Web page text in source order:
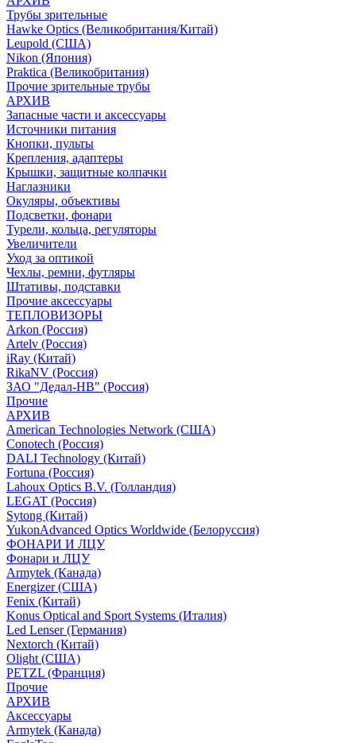
Трубы зрительные
Hawke Optics (Великобритания/Китай)
Leupold (США)
Nikon (Япония)
Praktica (Великобритания)
Прочие зрительные трубы
АРХИВ
Запасные части и аксессуары
Источники питания
Кнопки, пульты
Крепления, адаптеры
Крышки, защитные колпачки
Наглазники
Окуляры, объективы
Подсветки, фонари
Турели, кольца, регуляторы
Увеличители
Уход за оптикой
Чехлы, ремни, футляры
Штативы, подставки
Прочие аксессуары
ТЕПЛОВИЗОРЫ
Arkon (Россия)
Artelv (Россия)
iRay (Китай)
RikaNV (Россия)
ЗАО "Дедал-НВ" (Россия)
Прочие
АРХИВ
American Technologies Network (США)
Conotech (Россия)
DALI Technology (Китай)
Fortuna (Россия)
Lahoux Optics B.V. (Голландия)
LEGAT (Россия)
Sytong (Китай)
YukonAdvanced Optics Worldwide (Белоруссия)
ФОНАРИ И ЛЦУ
Фонари и ЛЦУ
Armytek (Канада)
Energizer (США)
Fenix (Китай)
Konus Optical and Sport Systems (Италия)
Led Lenser (Германия)
Nextorch (Китай)
Olight (США)
PETZL (Франция)
Прочие
АРХИВ
Аксессуары
Armytek (Канада)